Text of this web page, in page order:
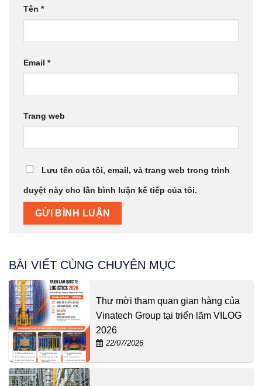
Tên *
Email *
Trang web
Lưu tên của tôi, email, và trang web trong trình
duyệt này cho lần bình luận kế tiếp của tôi.
BÀI VIẾT CÙNG CHUYÊN MỤC
Thư mời tham quan gian hàng của
Vinatech Group tại triển lãm VILOG
2026
22/07/2026